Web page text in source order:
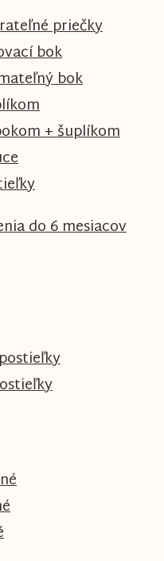
priečky
bok
bok
+ šuplíkom
do 6 mesiacov